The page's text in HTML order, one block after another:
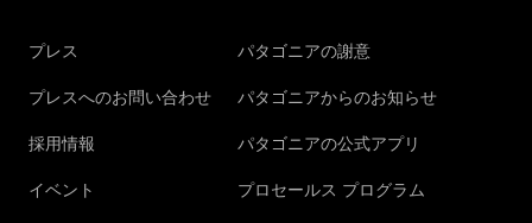
プレス
プレスへのお問い合わせ
採用情報
イベント
パタゴニアの謝意
パタゴニアからのお知らせ
パタゴニアの公式アプリ
プロセールス プログラム